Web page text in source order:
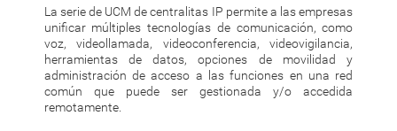
La serie de UCM de centralitas IP permite a las empresas
unificar múltiples tecnologías de comunicación, como
voz, videollamada, videoconferencia, videovigilancia,
herramientas de datos, opciones de movilidad y
administración de acceso a las funciones en una red
común que puede ser gestionada y/o accedida
remotamente.